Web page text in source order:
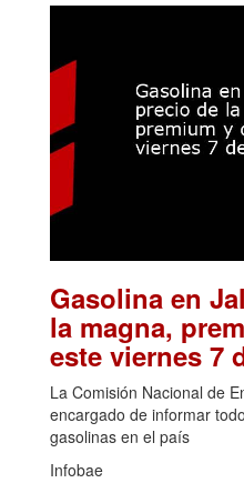
Gasolina en
la magna,
este viernes 7
La Comisión Nacional de
encargado de informar
gasolinas en el país
Infobae